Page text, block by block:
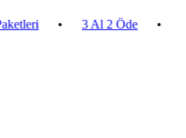
• 3 Al 2 Öde •
2.500